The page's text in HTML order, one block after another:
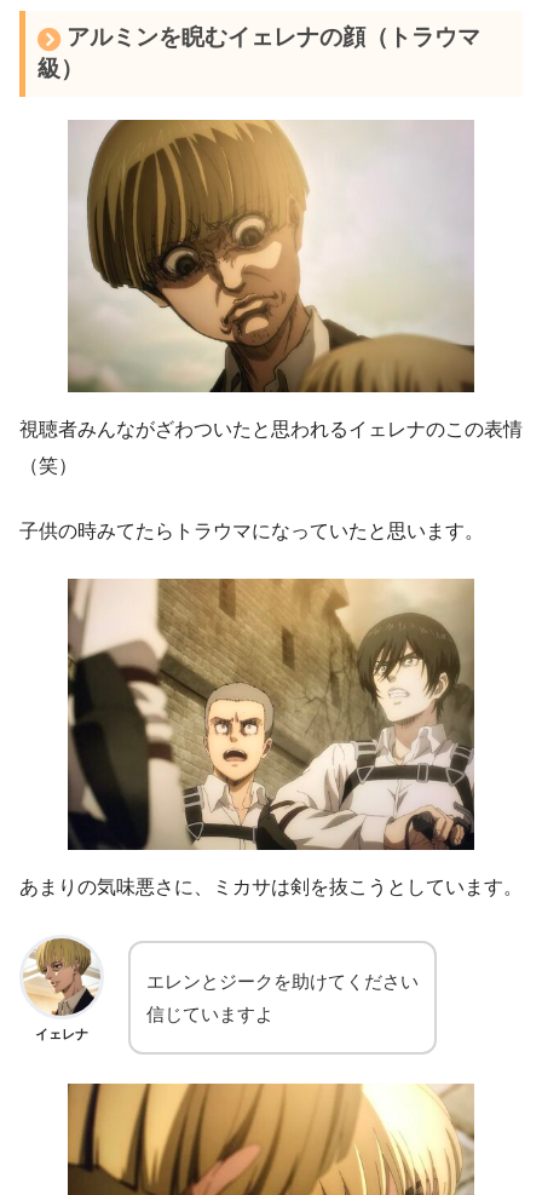
アルミンを睨むイェレナの顔（トラウマ
級）
視聴者みんながざわついたと思われるイェレナのこの表情
（笑）
子供の時みてたらトラウマになっていたと思います。
あまりの気味悪さに、ミカサは剣を抜こうとしています。
イェレナ
エレンとジークを助けてください
信じていますよ